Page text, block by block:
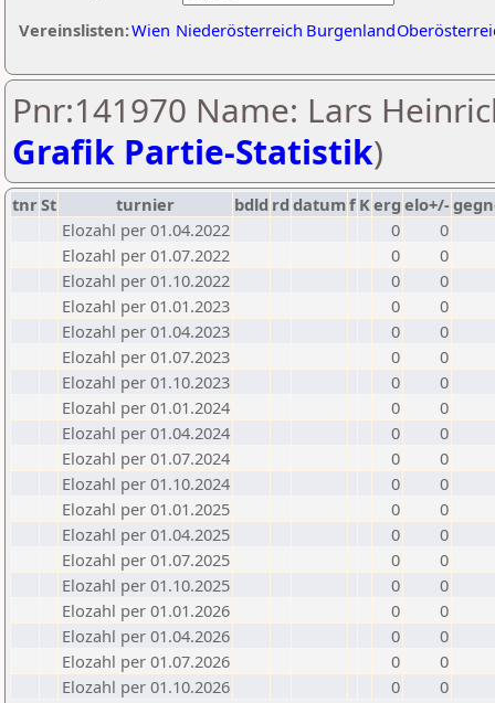
Vereinslisten:Wien Niederösterreich Burgenland
Pnr:141970 Name: Lars
Grafik Partie-Statistik)
tnrSt turnier bdld rd datumf Kerg elo+/-
Elozahl per 01.04.2022
0
0
Elozahl per 01.07.2022
0
0
Elozahl per 01.10.2022
0
0
Elozahl per 01.01.2023
0
0
Elozahl per 01.04.2023
0
0
Elozahl per 01.07.2023
0
0
Elozahl per 01.10.2023
0
0
Elozahl per 01.01.2024
0
0
Elozahl per 01.04.2024
0
0
Elozahl per 01.07.2024
0
0
Elozahl per 01.10.2024
0
0
Elozahl per 01.01.2025
0
0
Elozahl per 01.04.2025
0
0
Elozahl per 01.07.2025
0
0
Elozahl per 01.10.2025
0
0
Elozahl per 01.01.2026
0
0
Elozahl per 01.04.2026
0
0
Elozahl per 01.07.2026
0
0
Elozahl per 01.10.2026
0 0